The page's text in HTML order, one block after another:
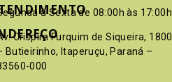
à Sexta de 08:00h às 17:00h
Crispim Furquim de Siqueira, 1800
Butieirinho, Itaperuçu, Paraná –
000